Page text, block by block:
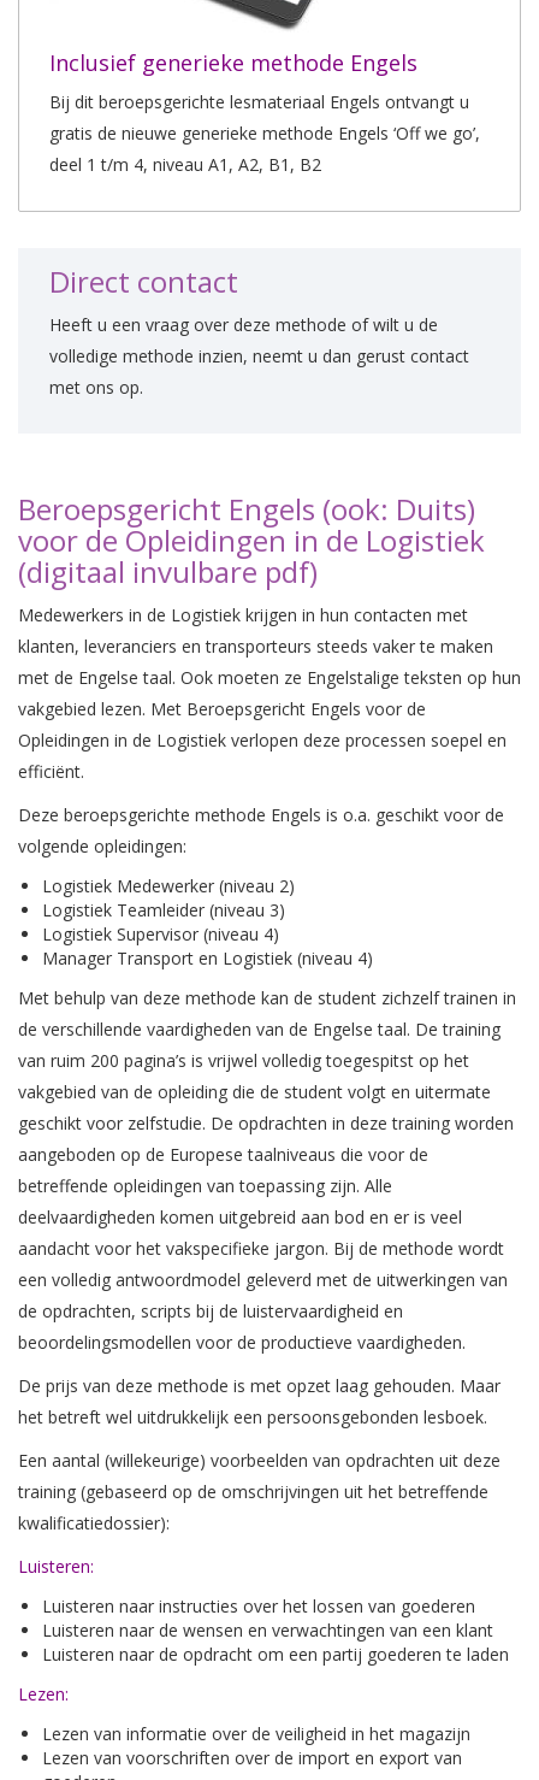
Inclusief generieke methode Engels
Bij dit beroepsgerichte lesmateriaal Engels ontvangt u
gratis de nieuwe generieke methode Engels ‘Off we go’,
deel 1 t/m 4, niveau A1, A2, B1, B2
Direct contact
Heeft u een vraag over deze methode of wilt u de
volledige methode inzien, neemt u dan gerust contact
met ons op.
Beroepsgericht Engels (ook: Duits)
voor de Opleidingen in de Logistiek
(digitaal invulbare pdf)
Medewerkers in de Logistiek krijgen in hun contacten met
klanten, leveranciers en transporteurs steeds vaker te maken
met de Engelse taal. Ook moeten ze Engelstalige teksten op hun
vakgebied lezen. Met Beroepsgericht Engels voor de
Opleidingen in de Logistiek verlopen deze processen soepel en
efficiënt.
Deze beroepsgerichte methode Engels is o.a. geschikt voor de
volgende opleidingen:
Logistiek Medewerker (niveau 2)
Logistiek Teamleider (niveau 3)
Logistiek Supervisor (niveau 4)
Manager Transport en Logistiek (niveau 4)
Met behulp van deze methode kan de student zichzelf trainen in
de verschillende vaardigheden van de Engelse taal. De training
van ruim 200 pagina’s is vrijwel volledig toegespitst op het
vakgebied van de opleiding die de student volgt en uitermate
geschikt voor zelfstudie. De opdrachten in deze training worden
aangeboden op de Europese taalniveaus die voor de
betreffende opleidingen van toepassing zijn. Alle
deelvaardigheden komen uitgebreid aan bod en er is veel
aandacht voor het vakspecifieke jargon. Bij de methode wordt
een volledig antwoordmodel geleverd met de uitwerkingen van
de opdrachten, scripts bij de luistervaardigheid en
beoordelingsmodellen voor de productieve vaardigheden.
De prijs van deze methode is met opzet laag gehouden. Maar
het betreft wel uitdrukkelijk een persoonsgebonden lesboek.
Een aantal (willekeurige) voorbeelden van opdrachten uit deze
training (gebaseerd op de omschrijvingen uit het betreffende
kwalificatiedossier):
Luisteren:
Luisteren naar instructies over het lossen van goederen
Luisteren naar de wensen en verwachtingen van een klant
Luisteren naar de opdracht om een partij goederen te laden
Lezen:
Lezen van informatie over de veiligheid in het magazijn
Lezen van voorschriften over de import en export van